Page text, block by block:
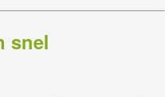
snel